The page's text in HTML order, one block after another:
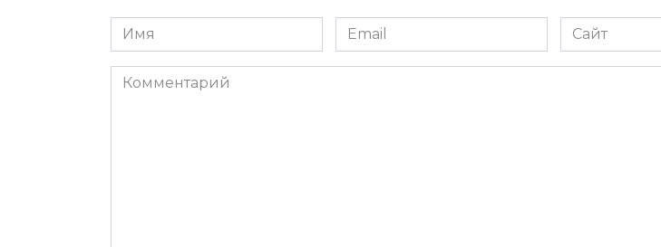
Имя Email Сайт
Комментарий